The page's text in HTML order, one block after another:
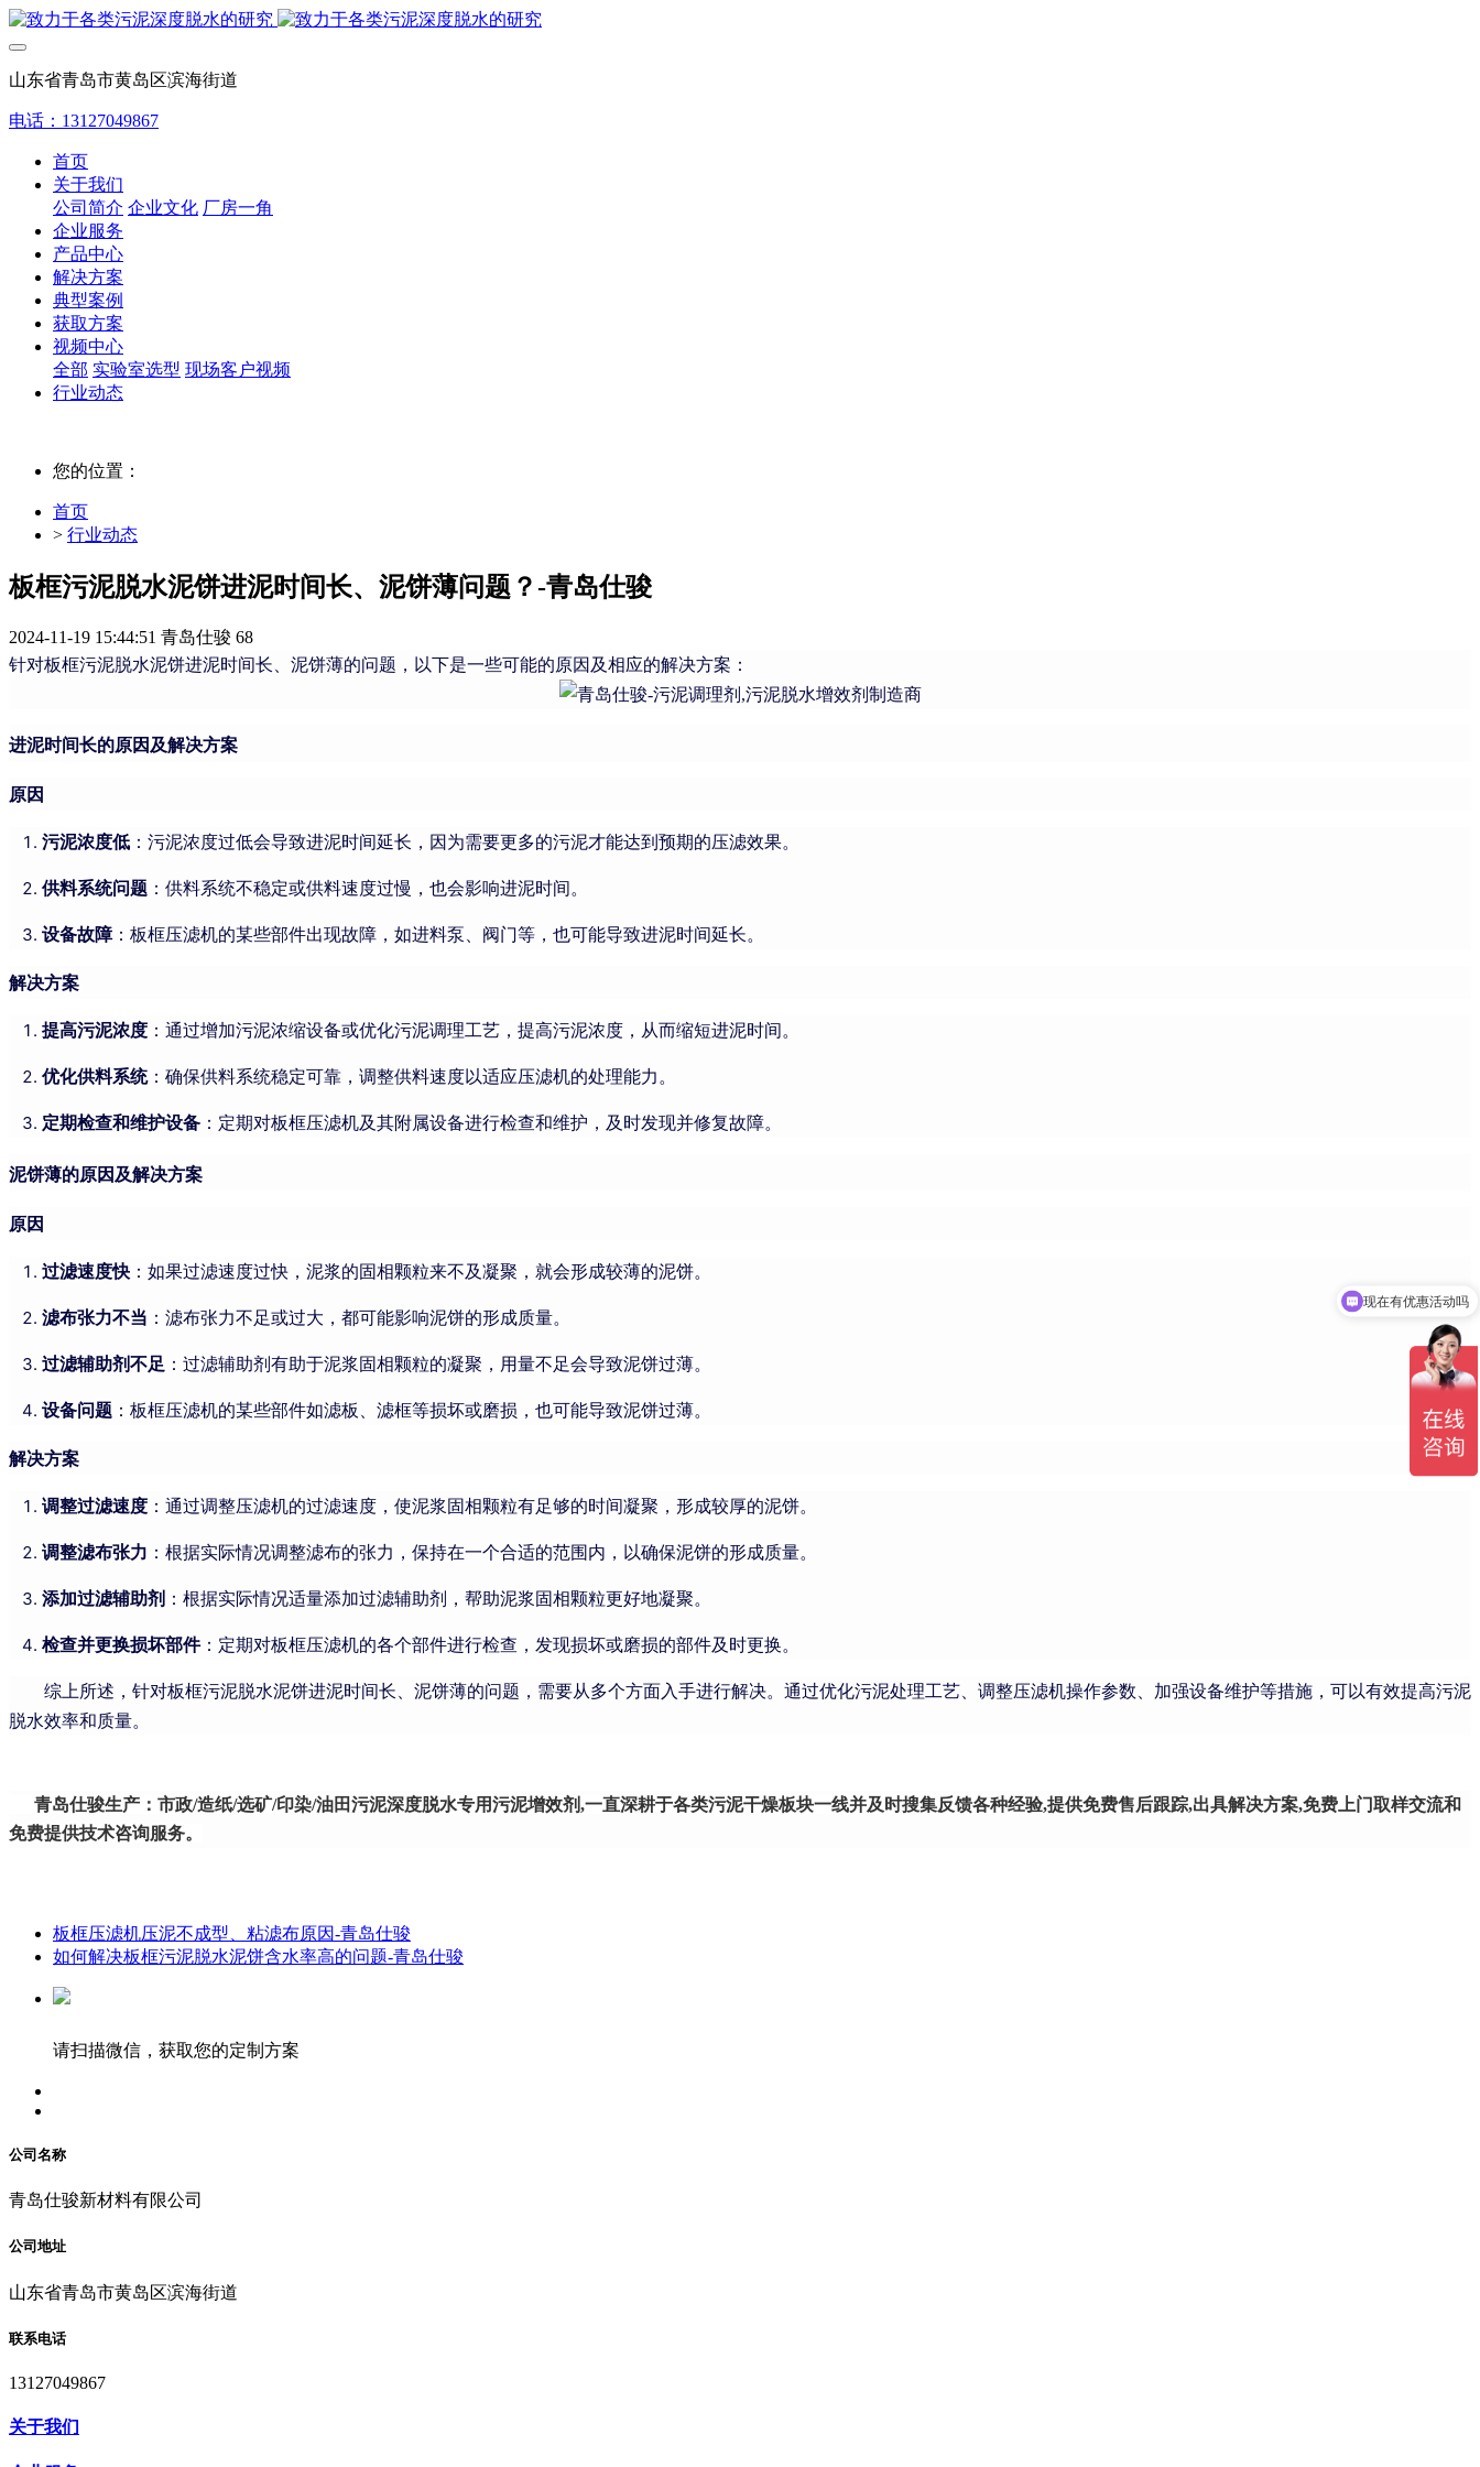
山东省青岛市黄岛区滨海街道
电话：13127049867
首页
关于我们
公司简介 企业文化 厂房一角
企业服务
产品中心
解决方案
典型案例
获取方案
视频中心
全部 实验室选型 现场客户视频
行业动态
您的位置：
首页
> 行业动态
板框污泥脱水泥饼进泥时间长、泥饼薄问题？-青岛仕骏
2024-11-19 15:44:51 青岛仕骏 68
针对板框污泥脱水泥饼进泥时间长、泥饼薄的问题，以下是一些可能的原因及相应的解决方案：
进泥时间长的原因及解决方案
原因
污泥浓度低 ：污泥浓度过低会导致进泥时间延长，因为需要更多的污泥才能达到预期的压滤效果。
供料系统问题 ：供料系统不稳定或供料速度过慢，也会影响进泥时间。
设备故障：板框压滤机的某些部件出现故障，如进料泵、阀门等，也可能导致进泥时间延长。
解决方案
提高污泥浓度 ：通过增加污泥浓缩设备或优化污泥调理工艺，提高污泥浓度，从而缩短进泥时间。
优化供料系统：确保供料系统稳定可靠，调整供料速度以适应压滤机的处理能力。
定期检查和维护设备 ：定期对板框压滤机及其附属设备进行检查和维护，及时发现并修复故障。
泥饼薄的原因及解决方案
原因
过滤速度快 ：如果过滤速度过快，泥浆的固相颗粒来不及凝聚，就会形成较薄的泥饼。
滤布张力不当 ：滤布张力不足或过大，都可能影响泥饼的形成质量。
过滤辅助剂不足 ：过滤辅助剂有助于泥浆固相颗粒的凝聚，用量不足会导致泥饼过薄。
设备问题 ：板框压滤机的某些部件如滤板、滤框等损坏或磨损，也可能导致泥饼过薄。
解决方案
调整过滤速度 ：通过调整压滤机的过滤速度，使泥浆固相颗粒有足够的时间凝聚，形成较厚的泥饼。
调整滤布张力 ：根据实际情况调整滤布的张力，保持在一个合适的范围内，以确保泥饼的形成质量。
添加过滤辅助剂 ：根据实际情况适量添加过滤辅助剂，帮助泥浆固相颗粒更好地凝聚。
检查并更换损坏部件：定期对板框压滤机的各个部件进行检查，发现损坏或磨损的部件及时更换。
综上所述，针对板框污泥脱水泥饼进泥时间长、泥饼薄的问题，需要从多个方面入手进行解决。通过优化污泥处理工艺、调整压滤机操作参数、加强设备维护等措施，可以有效提高污泥
脱水效率和质量。
青岛仕骏生产：市政/造纸/选矿/印染/油田污泥深度脱水专用污泥增效剂,一直深耕于各类污泥干燥板块一线并及时搜集反馈各种经验,提供免费售后跟踪,出具解决方案,免费上门取样交流和
免费提供技术咨询服务。
板框压滤机压泥不成型、粘滤布原因-青岛仕骏
如何解决板框污泥脱水泥饼含水率高的问题-青岛仕骏
请扫描微信，获取您的定制方案
公司名称
青岛仕骏新材料有限公司
公司地址
山东省青岛市黄岛区滨海街道
联系电话
13127049867
关于我们
现在有优惠活动吗